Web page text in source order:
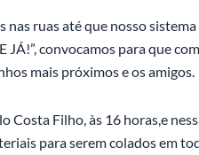
ruas até que nosso
convocamos para que
mais próximos e os amigos.
Costa Filho, às 16 horas,e
para serem colados em